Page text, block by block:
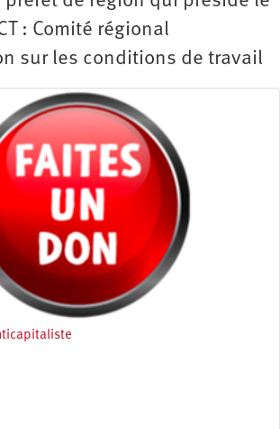
: Comité régional
sur les conditions de travail